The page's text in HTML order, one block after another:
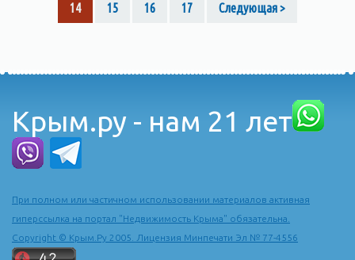
14 15 16 17 Следующая >
Крым.ру - нам 21 лет
При полном или частичном использовании материалов активная
гиперссылка на портал "Недвижимость Крыма" обязательна.
Copyright © Крым.Ру 2005. Лицензия Минпечати Эл № 77-4556